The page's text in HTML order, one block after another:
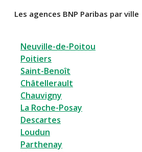
Les agences BNP Paribas par ville
Neuville-de-Poitou
Poitiers
Saint-Benoît
Châtellerault
Chauvigny
La Roche-Posay
Descartes
Loudun
Parthenay